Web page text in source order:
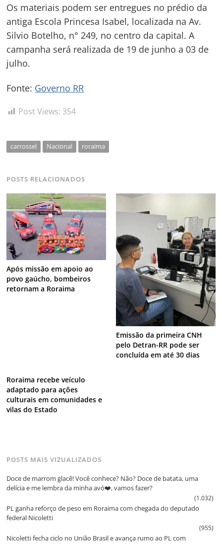
Os materiais podem ser entregues no prédio da
antiga Escola Princesa Isabel, localizada na Av.
Silvio Botelho, n° 249, no centro da capital. A
campanha será realizada de 19 de junho a 03 de
julho.
Fonte: Governo RR
Post Views: 354
carrossel Nacional roraima
POSTS RELACIONADOS
Após missão em apoio ao
povo gaúcho, bombeiros
retornam a Roraima
Emissão da primeira CNH
pelo Detran-RR pode ser
concluída em até 30 dias
Roraima recebe veículo
adaptado para ações
culturais em comunidades e
vilas do Estado
POSTS MAIS VIZUALIZADOS
Doce de marrom glacê! Você conhece? Não? Doce de batata, uma
delícia e me lembra da minha avó❤️, vamos fazer?
(1.032)
PL ganha reforço de peso em Roraima com chegada do deputado
federal Nicoletti
(955)
Nicoletti fecha ciclo no União Brasil e avança rumo ao PL com